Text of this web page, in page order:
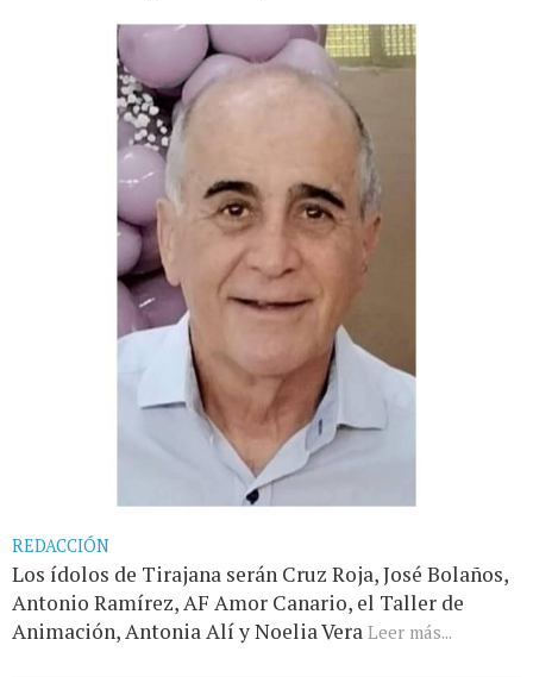
REDACCIÓN
Los ídolos de Tirajana serán Cruz Roja, José Bolaños,
Antonio Ramírez, AF Amor Canario, el Taller de
Animación, Antonia Alí y Noelia Vera Leer más...